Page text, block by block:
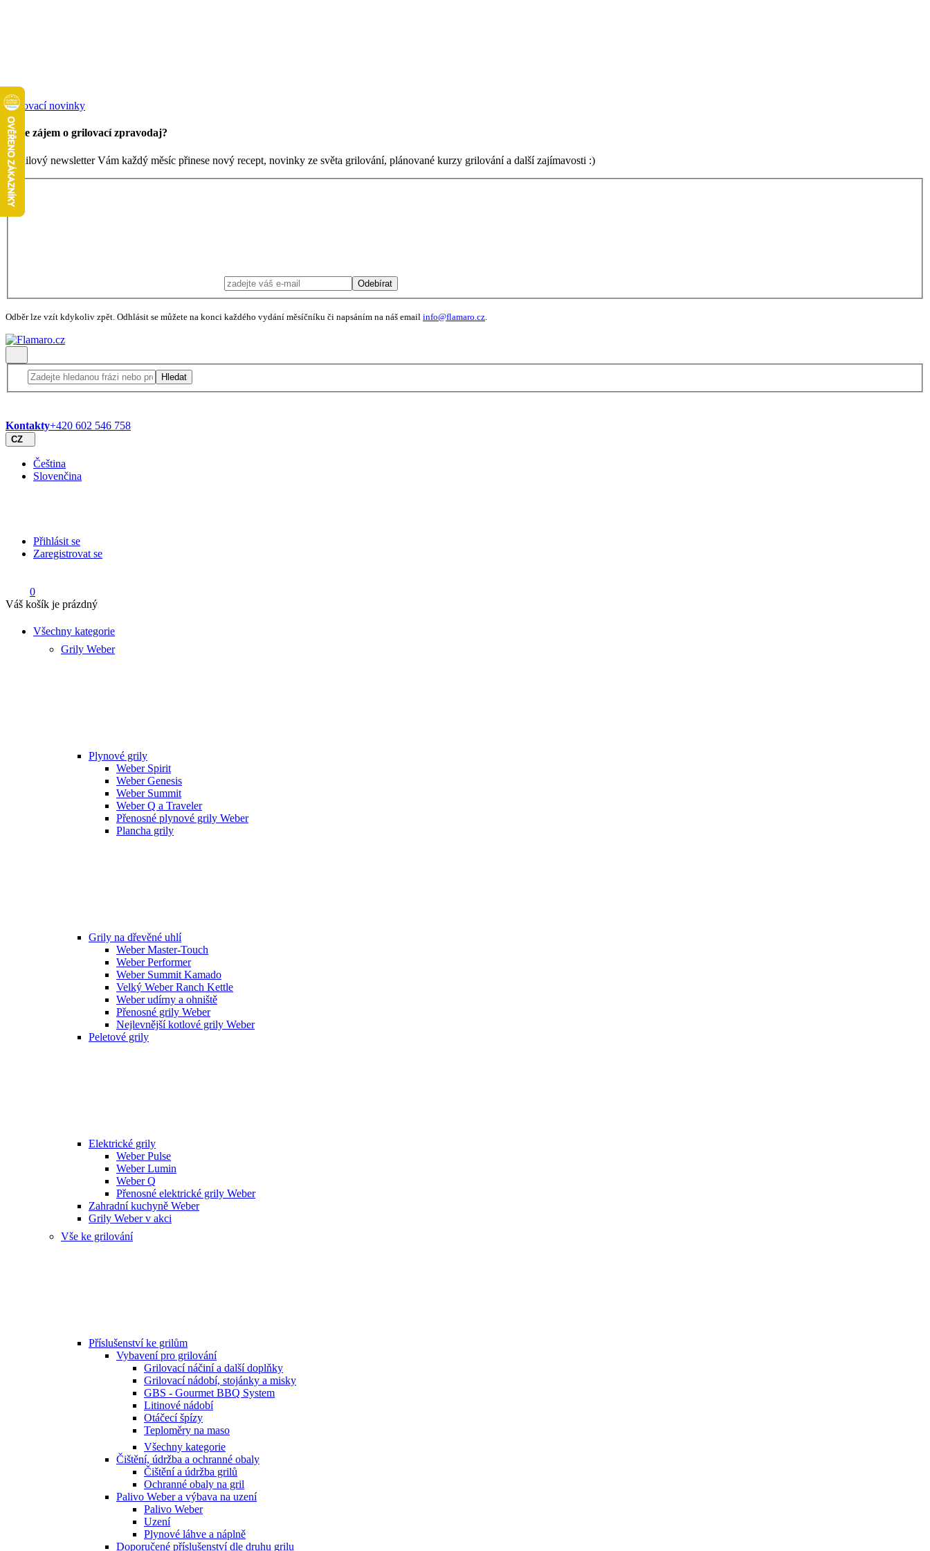
Grilovací novinky
Máte zájem o grilovací zpravodaj?
Emailový newsletter Vám každý měsíc přinese nový recept, novinky ze světa grilování, plánované kurzy grilování a další zajímavosti :)
Odebírat
Odběr lze vzít kdykoliv zpět. Odhlásit se můžete na konci každého vydání měsíčníku či napsáním na náš email info@flamaro.cz.
Hledat
Kontakty+420 602 546 758
CZ
Čeština
Slovenčina
Přihlásit se
Zaregistrovat se
0
Váš košík je prázdný
Všechny kategorie
Grily Weber
Plynové grily
Weber Spirit
Weber Genesis
Weber Summit
Weber Q a Traveler
Přenosné plynové grily Weber
Plancha grily
Grily na dřevěné uhlí
Weber Master-Touch
Weber Performer
Weber Summit Kamado
Velký Weber Ranch Kettle
Weber udírny a ohniště
Přenosné grily Weber
Nejlevnější kotlové grily Weber
Peletové grily
Elektrické grily
Weber Pulse
Weber Lumin
Weber Q
Přenosné elektrické grily Weber
Zahradní kuchyně Weber
Grily Weber v akci
Vše ke grilování
Příslušenství ke grilům
Vybavení pro grilování
Grilovací náčiní a další doplňky
Grilovací nádobí, stojánky a misky
GBS - Gourmet BBQ System
Litinové nádobí
Otáčecí špízy
Teploměry na maso
Všechny kategorie
Čištění, údržba a ochranné obaly
Čištění a údržba grilů
Ochranné obaly na gril
Palivo Weber a výbava na uzení
Palivo Weber
Uzení
Plynové láhve a náplně
Doporučené příslušenství dle druhu grilu